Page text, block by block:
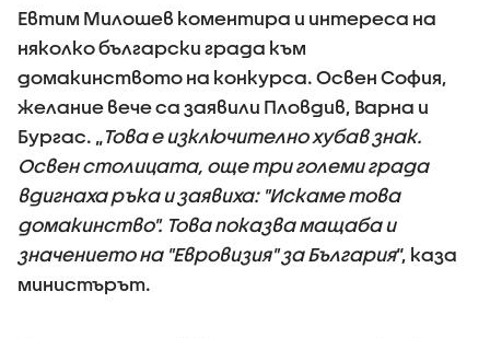
Евтим Милошев коментира и интереса на
няколко български града към
домакинството на конкурса. Освен София,
желание вече са заявили Пловдив, Варна и
Бургас. „Това е изключително хубав знак.
Освен столицата, още три големи града
вдигнаха ръка и заявиха: "Искаме това
домакинство". Това показва мащаба и
значението на "Евровизия" за България“, каза
министърът.